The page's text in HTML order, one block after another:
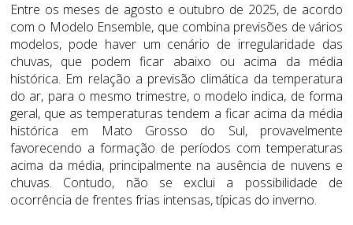
Entre os meses de agosto e outubro de 2025, de acordo
com o Modelo Ensemble, que combina previsões de vários
modelos, pode haver um cenário de irregularidade das
chuvas, que podem ficar abaixo ou acima da média
histórica. Em relação a previsão climática da temperatura
do ar, para o mesmo trimestre, o modelo indica, de forma
geral, que as temperaturas tendem a ficar acima da média
histórica em Mato Grosso do Sul, provavelmente
favorecendo a formação de períodos com temperaturas
acima da média, principalmente na ausência de nuvens e
chuvas. Contudo, não se exclui a possibilidade de
ocorrência de frentes frias intensas, típicas do inverno.